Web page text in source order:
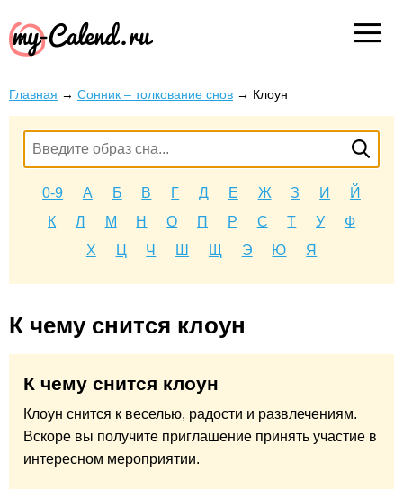
Главная → Сонник – толкование снов → Клоун
0-9 А Б В Г Д Е Ж З И
Й
К
Л М Н О П Р С Т У
Ф
Х
Ц Ч Ш Щ Э Ю Я
К чему снится клоун
К чему снится клоун
Клоун снится к веселью, радости и развлечениям.
Вскоре вы получите приглашение принять участие в
интересном мероприятии.